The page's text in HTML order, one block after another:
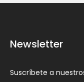
Newsletter
Suscríbete a